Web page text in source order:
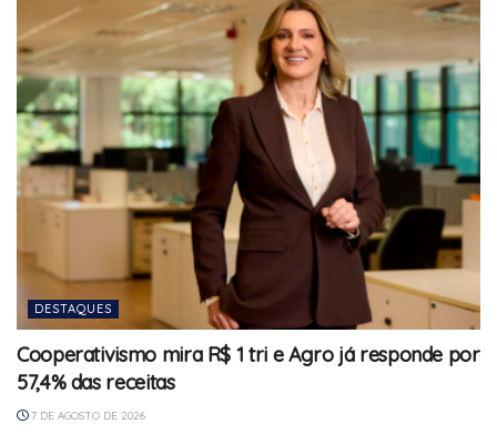
DESTAQUES
Cooperativismo mira R$ 1 tri e Agro já responde por
57,4% das receitas
7 DE AGOSTO DE 2026